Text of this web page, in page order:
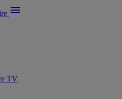
menu
TV